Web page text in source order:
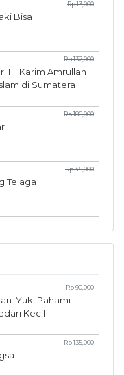
Rp 13,000
Bisa
Rp 132,000
H. Karim Amrullah
di Sumatera
Rp 186,000
Rp 45,000
Telaga
Rp 90,000
Yuk! Pahami
Kecil
Rp 135,000